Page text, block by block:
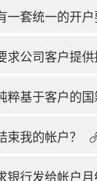
一套统一的开户
求公司客户提供
粹基于客户的国
束我的帐户？
银行发给帐户月